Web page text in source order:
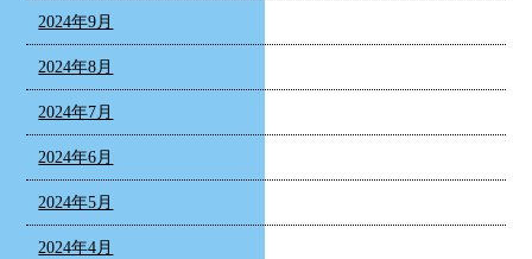
2024年9月
2024年8月
2024年7月
2024年6月
2024年5月
2024年4月